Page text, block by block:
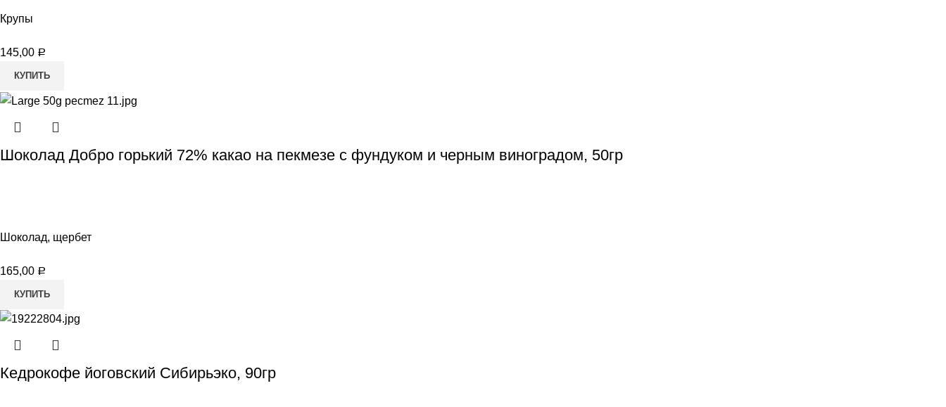
Крупы
145,00 Р
КУПИТЬ
Шоколад Добро горький 72% какао на пекмезе с фундуком и черным виноградом, 50гр
Шоколад, щербет
165,00 Р
КУПИТЬ
Кедрокофе йоговский Сибирьэко, 90гр